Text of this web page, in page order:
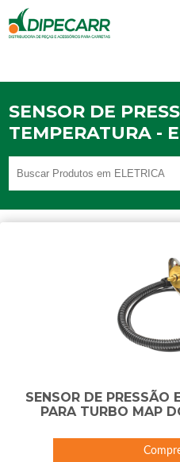
SENSOR DE
TEMPERATURA -
SENSOR DE PRESSÃO
PARA TURBO MAP